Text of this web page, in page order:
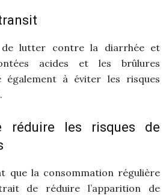
de lutter contre la diarrhée et
acides et les brûlures
également à éviter les risques
réduire les risques de
que la consommation régulière
de réduire l’apparition de